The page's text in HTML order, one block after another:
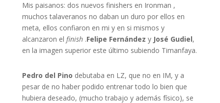
Mis paisanos: dos nuevos finishers en Ironman ,
muchos talaveranos no daban un duro por ellos en
meta, ellos confiaron en mi y en si mismos y
alcanzaron el finish.Felipe Fernández y José Gudiel,
en la imagen superior este último subiendo Timanfaya.
Pedro del Pino debutaba en LZ, que no en IM, y a
pesar de no haber podido entrenar todo lo bien que
hubiera deseado, (mucho trabajo y además físico), se